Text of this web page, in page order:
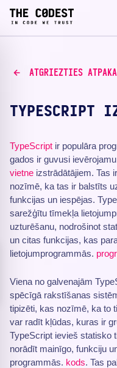
ATGRIEZTIES
TYPESCRIPT
TypeScript ir populāra
gados ir guvusi
vietne izstrādātājiem. Tas
nozīmē, ka tas ir balstīts
funkcijas un iespējas.
sarežģītu tīmekļa
uzturēšanu, nodrošinot
un citas funkcijas, kas
lietojumprogrammās.
Viena no galvenajām
spēcīgā rakstīšanas
tipizēti, kas nozīmē, ka to
var radīt kļūdas, kuras ir
TypeScript ievieš statisko
norādīt mainīgo, funkciju
programmās. kods. Tas